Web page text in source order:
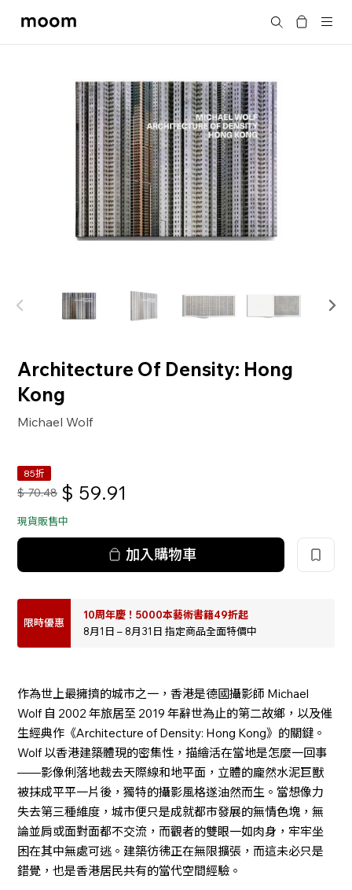
moom
搜尋
Architecture Of Density: Hong
Kong
Michael Wolf
85折
$ 70.48 $ 59.91
現貨販售中
加入購物車
限時優惠
10周年慶！5000本藝術書籍49折起
8月1日 – 8月31日 指定商品全面特價中
作為世上最擁擠的城市之一，香港是德國攝影師 Michael
Wolf 自 2002 年旅居至 2019 年辭世為止的第二故鄉，以及催
生經典作《Architecture of Density: Hong Kong》的關鍵。
Wolf 以香港建築體現的密集性，描繪活在當地是怎麼一回事
——影像俐落地裁去天際線和地平面，立體的龐然水泥巨獸
被抹成平平一片後，獨特的攝影風格遂油然而生。當想像力
失去第三種維度，城市便只是成就都市發展的無情色塊，無
論並肩或面對面都不交流，而觀者的雙眼一如肉身，牢牢坐
困在其中無處可逃。建築彷彿正在無限擴張，而這未必只是
錯覺，也是香港居民共有的當代空間經驗。